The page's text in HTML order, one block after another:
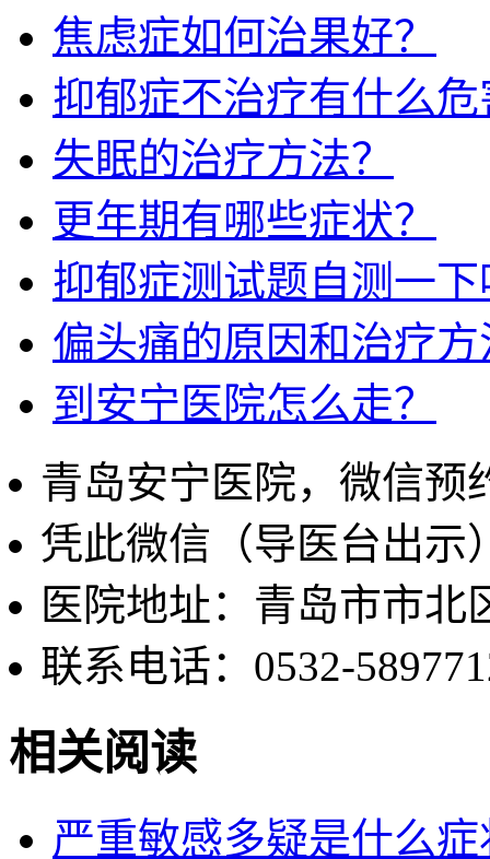
焦虑症如何治果好？
抑郁症不治疗有什么危
失眠的治疗方法？
更年期有哪些症状？
抑郁症测试题自测一下
偏头痛的原因和治疗方
到安宁医院怎么走？
青岛安宁医院，微信预
凭此微信（导医台出示
医院地址：青岛市市北
联系电话：0532-
相关阅读
严重敏感多疑是什么症